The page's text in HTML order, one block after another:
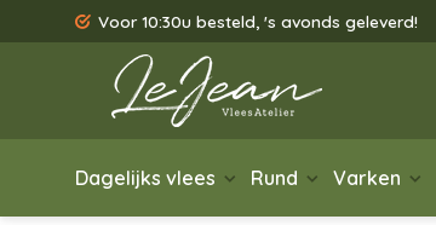
Voor 10:30u besteld, 's avonds geleverd!
Dagelijks vlees Rund Varken